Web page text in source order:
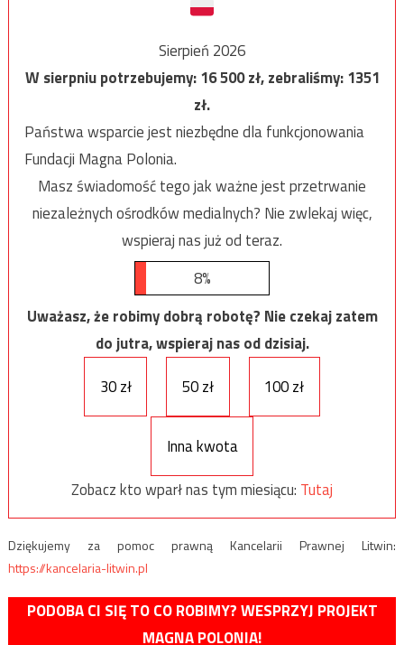
Sierpień 2026
W sierpniu potrzebujemy:16 500zł, zebraliśmy:1351
zł.
Państwa wsparcie jest niezbędne dla funkcjonowania
Fundacji Magna Polonia.
Masz świadomość tego jak ważne jest przetrwanie
niezależnych ośrodków medialnych? Nie zwlekaj więc,
wspieraj nas już od teraz.
8%
Uważasz, że robimy dobrą robotę? Nie czekaj zatem
do jutra, wspieraj nas od dzisiaj.
30 zł
50 zł 100 zł
Inna kwota
Zobacz kto wparł nas tym miesiącu: Tutaj
Dziękujemy za pomoc prawną Kancelarii Prawnej Litwin:
https://kancelaria-litwin.pl
PODOBA CI SIĘ TO CO ROBIMY? WESPRZYJ PROJEKT
MAGNA POLONIA!